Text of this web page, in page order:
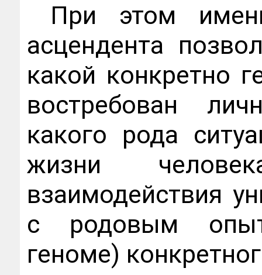
При этом
асцендента
какой конкретно
востребован
какого рода
жизни
взаимодействия
с родовым
геноме)